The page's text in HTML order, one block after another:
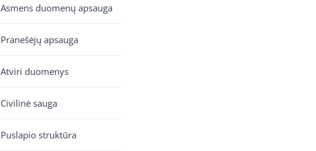
Asmens duomenų apsauga
Pranešėjų apsauga
Atviri duomenys
Civilinė sauga
Puslapio struktūra